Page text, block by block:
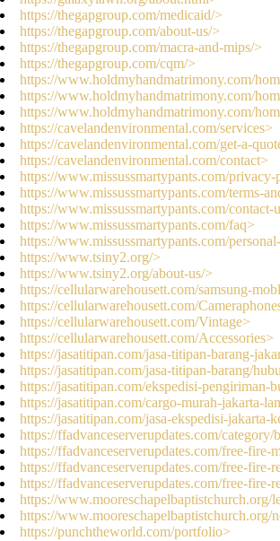
https://thegapgroup.com/medicaid/>
https://thegapgroup.com/about-us/>
https://thegapgroup.com/macra-and-mips/>
https://thegapgroup.com/cqm/>
https://www.holdmyhandmatrimony.com/
https://www.holdmyhandmatrimony.com/
https://www.holdmyhandmatrimony.com/
https://cavelandenvironmental.com/services>
https://cavelandenvironmental.com/get-a-
https://cavelandenvironmental.com/contact>
https://www.missussmartypants.com/
https://www.missussmartypants.com/terms-
https://www.missussmartypants.com/contact-
https://www.missussmartypants.com/faq>
https://www.missussmartypants.com/
https://www.tsiny2.org/>
https://www.tsiny2.org/about-us/>
https://cellularwarehousett.com/samsung-
https://cellularwarehousett.com/
https://cellularwarehousett.com/Vintage>
https://cellularwarehousett.com/Accessories>
https://jasatitipan.com/jasa-titipan-barang-
https://jasatitipan.com/jasa-titipan-barang/
https://jasatitipan.com/ekspedisi-pengiriman-
https://jasatitipan.com/cargo-murah-jakarta-
https://jasatitipan.com/jasa-ekspedisi-jakarta-
https://ffadvanceserverupdates.com/category/
https://ffadvanceserverupdates.com/free-fire-
https://ffadvanceserverupdates.com/free-fire-
https://ffadvanceserverupdates.com/free-fire-
https://www.mooreschapelbaptistchurch.org/
https://www.mooreschapelbaptistchurch.org/
https://punchtheworld.com/portfolio>